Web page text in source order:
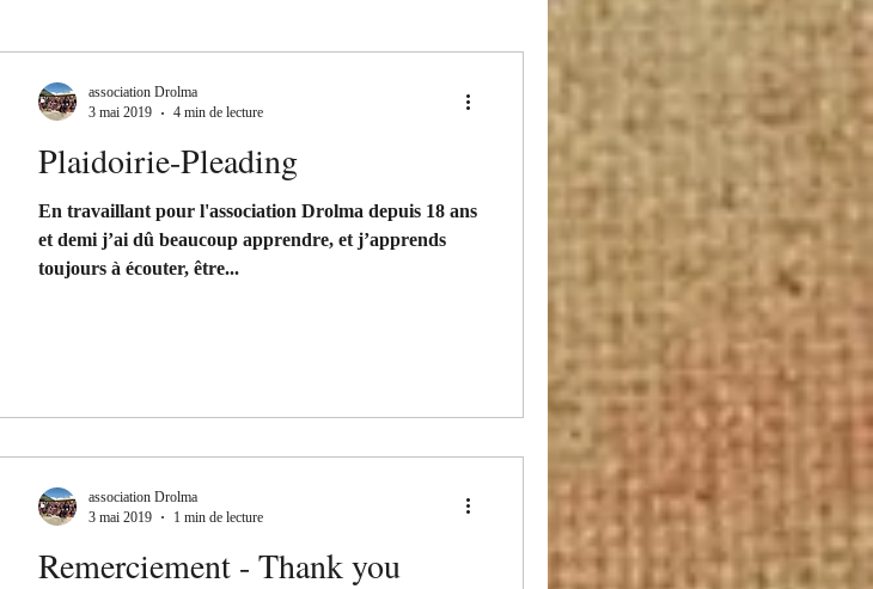
Plaidoirie-Pleading
En travaillant pour l'association Drolma depuis 18 ans
et demi j’ai dû beaucoup apprendre, et j’apprends
toujours à écouter, être...
association Drolma
3 mai 2019
4 min de lecture
Remerciement - Thank you
association Drolma
3 mai 2019
1 min de lecture